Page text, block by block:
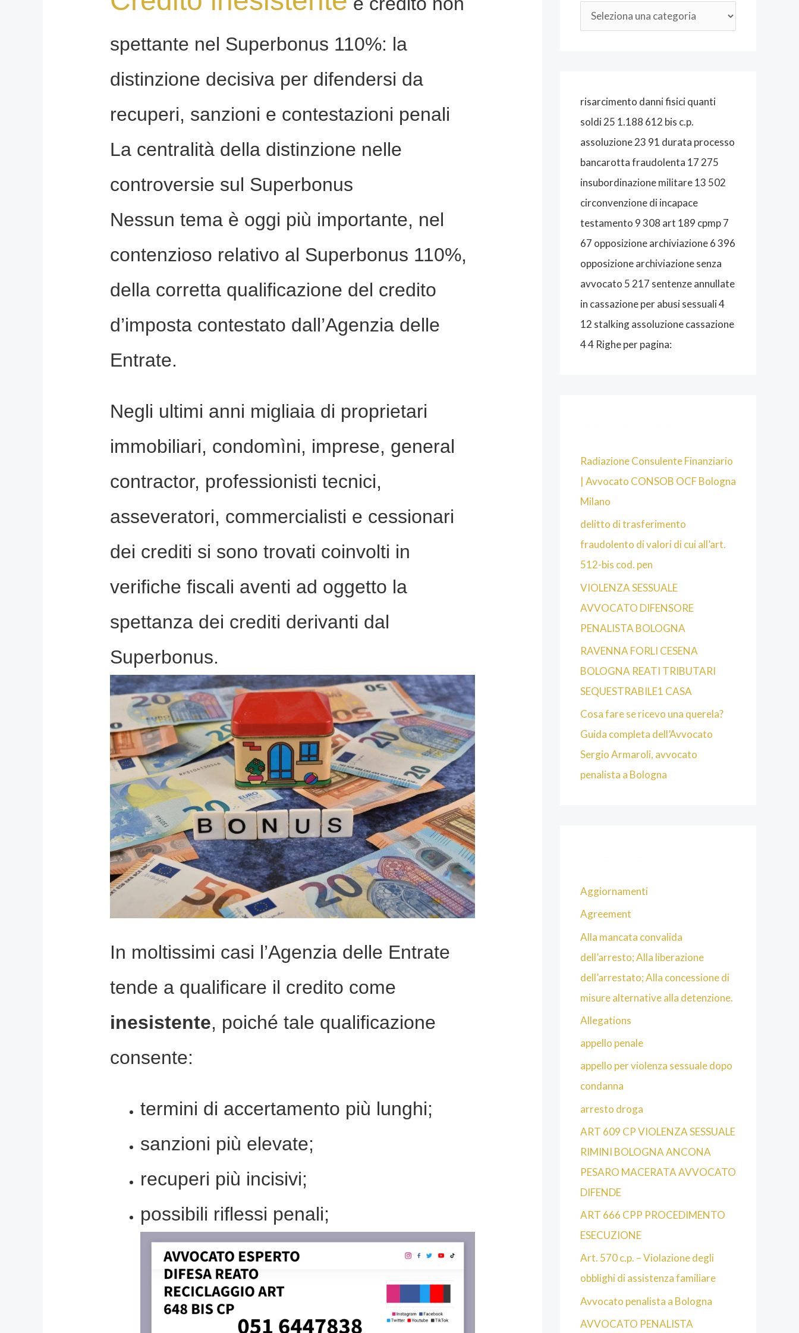
spettante nel Superbonus 110%: la
distinzione decisiva per difendersi da
recuperi, sanzioni e contestazioni penali
La centralità della distinzione nelle
controversie sul Superbonus
Nessun tema è oggi più importante, nel
contenzioso relativo al Superbonus 110%,
della corretta qualificazione del credito
d’imposta contestato dall’Agenzia delle
Entrate.
Negli ultimi anni migliaia di proprietari
immobiliari, condomìni, imprese, general
contractor, professionisti tecnici,
asseveratori, commercialisti e cessionari
dei crediti si sono trovati coinvolti in
verifiche fiscali aventi ad oggetto la
spettanza dei crediti derivanti dal
Superbonus.
In moltissimi casi l’Agenzia delle Entrate
tende a qualificare il credito come
inesistente, poiché tale qualificazione
consente:
termini di accertamento più lunghi;
sanzioni più elevate;
recuperi più incisivi;
possibili riflessi penali;
T
A
B
O
L
O
G
N
A
risarcimento danni fisici quanti
soldi 25 1.188 612 bis c.p.
assoluzione 23 91 durata processo
bancarotta fraudolenta 17 275
insubordinazione militare 13 502
circonvenzione di incapace
testamento 9 308 art 189 cpmp 7
67 opposizione archiviazione 6 396
opposizione archiviazione senza
avvocato 5 217 sentenze annullate
in cassazione per abusi sessuali 4
12 stalking assoluzione cassazione
4 4 Righe per pagina:
Radiazione Consulente Finanziario
| Avvocato CONSOB OCF Bologna
Milano
delitto di trasferimento
fraudolento di valori di cui all’art.
512-bis cod. pen
VIOLENZA SESSUALE
AVVOCATO DIFENSORE
PENALISTA BOLOGNA
RAVENNA FORLI CESENA
BOLOGNA REATI TRIBUTARI
SEQUESTRABILE1 CASA
Cosa fare se ricevo una querela?
Guida completa dell’Avvocato
Sergio Armaroli, avvocato
penalista a Bologna
Aggiornamenti
Agreement
Alla mancata convalida
dell’arresto; Alla liberazione
dell’arrestato; Alla concessione di
misure alternative alla detenzione.
Allegations
appello penale
appello per violenza sessuale dopo
condanna
arresto droga
ART 609 CP VIOLENZA SESSUALE
RIMINI BOLOGNA ANCONA
PESARO MACERATA AVVOCATO
DIFENDE
ART 666 CPP PROCEDIMENTO
ESECUZIONE
Art. 570 c.p. – Violazione degli
obblighi di assistenza familiare
Avvocato penalista a Bologna
AVVOCATO PENALISTA